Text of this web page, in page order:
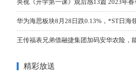
央视《开学第一课》观后感13篇 2023年
华为海思板块8月28日跌0.13%，*ST日海
王传福表兄弟借融捷集团加码安华农险，
精彩放送